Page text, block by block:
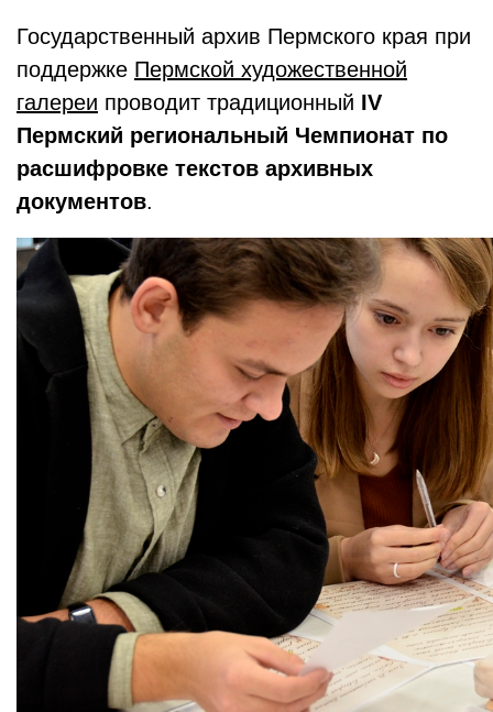
Государственный архив Пермского края при
поддержке Пермской художественной
галереи проводит традиционный IV
Пермский региональный Чемпионат по
расшифровке текстов архивных
документов.